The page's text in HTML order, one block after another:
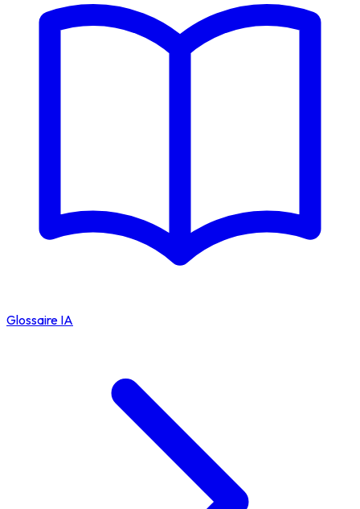
Glossaire IA